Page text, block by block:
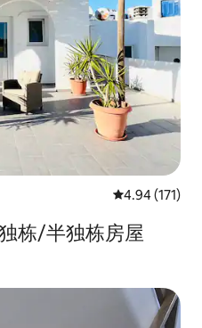
平均评分 4.94
4.94 (171)
栋/半独栋房屋